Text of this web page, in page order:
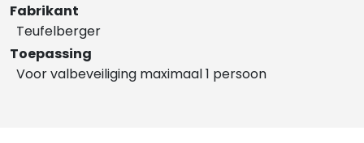
Fabrikant
Teufelberger
Toepassing
Voor valbeveiliging maximaal 1 persoon